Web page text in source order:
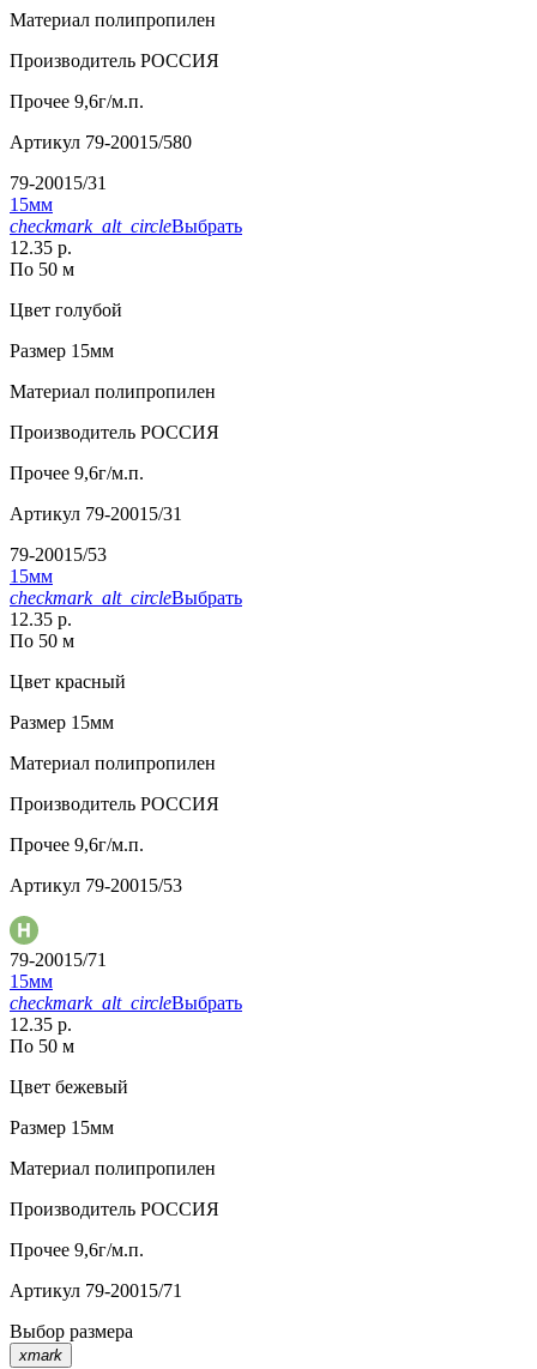
Материал полипропилен
Производитель РОССИЯ
Прочее 9,6г/м.п.
Артикул 79-20015/580
79-20015/31
15мм
checkmark_alt_circleВыбрать
12.35 р.
По 50 м
Цвет голубой
Размер 15мм
Материал полипропилен
Производитель РОССИЯ
Прочее 9,6г/м.п.
Артикул 79-20015/31
79-20015/53
15мм
checkmark_alt_circleВыбрать
12.35 р.
По 50 м
Цвет красный
Размер 15мм
Материал полипропилен
Производитель РОССИЯ
Прочее 9,6г/м.п.
Артикул 79-20015/53
79-20015/71
15мм
checkmark_alt_circleВыбрать
12.35 р.
По 50 м
Цвет бежевый
Размер 15мм
Материал полипропилен
Производитель РОССИЯ
Прочее 9,6г/м.п.
Артикул 79-20015/71
Выбор размера
xmark